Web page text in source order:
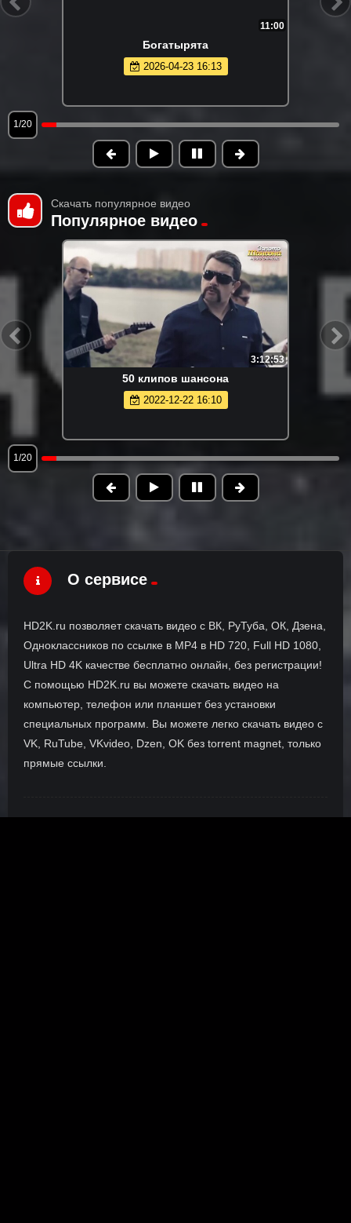
11:00
Богатырята
2026-04-23 16:13
1/20
Скачать популярное видео
Популярное видео
3:12:53
50 клипов шансона
2022-12-22 16:10
1/20
О сервисе
HD2K.ru позволяет скачать видео с ВК, РуТуба, ОК, Дзена,
Одноклассников по ссылке в MP4 в HD 720, Full HD 1080,
Ultra HD 4K качестве бесплатно онлайн, без регистрации!
С помощью HD2K.ru вы можете скачать видео на
компьютер, телефон или планшет без установки
специальных программ. Вы можете легко скачать видео с
VK, RuTube, VKvideo, Dzen, OK без torrent magnet, только
прямые ссылки.